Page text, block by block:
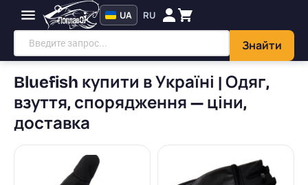
Знайти
UA RU
Bluefish купити в Україні | Одяг,
взуття, спорядження — ціни,
доставка